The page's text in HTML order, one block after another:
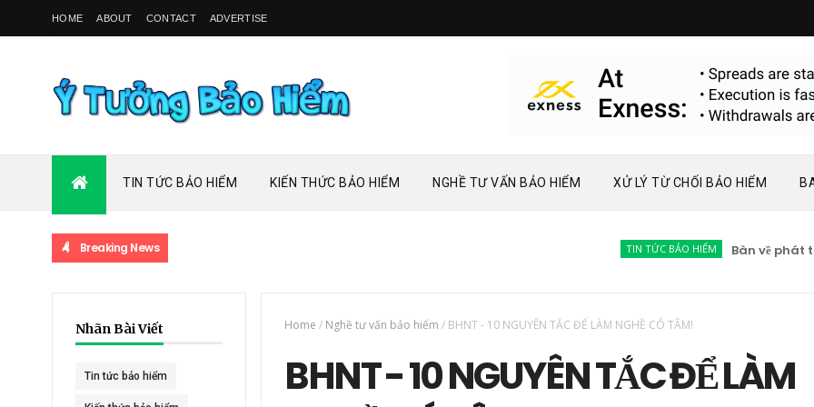
HOME ABOUT CONTACT ADVERTISE
TIN TỨC BẢO HIỂM KIẾN THỨC BẢO HIỂM NGHỀ TƯ VẤN BẢO HIỂM XỬ LÝ TỪ CHỐI BẢO HIỂM
Breaking News TIN TỨC BẢO HIỂM Bàn về phát triển
Nhãn Bài Viết
Tin tức bảo hiểm
Home / Nghề tư vấn bảo hiểm / BHNT - 10 NGUYÊN TẮC ĐỂ LÀM NGHỀ CÓ TÂM!
BHNT - 10 NGUYÊN TẮC ĐỂ LÀM